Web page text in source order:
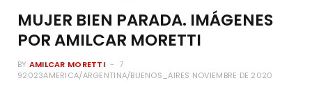
MUJER BIEN PARADA. IMÁGENES
POR AMILCAR MORETTI
BY AMILCAR MORETTI
7
92023AMERICA/ARGENTINA/BUENOS_AIRES NOVIEMBRE DE 2020